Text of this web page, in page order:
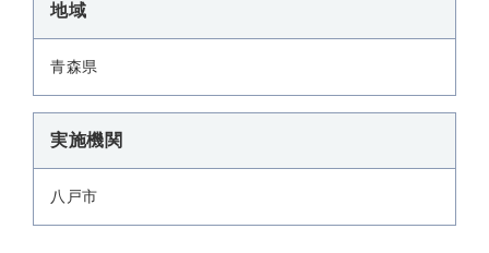
地域
青森県
実施機関
八戸市